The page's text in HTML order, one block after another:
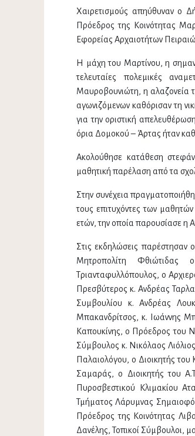
Χαιρετισμούς απηύθυναν ο
Πρόεδρος της Κοινότητας
Εφορείας Αρχαιοτήτων
Η μάχη του Μαρτίνου, η
τελευταίες πολεμικές
Μαυροβουνιώτη, η αλαζονεία
αγωνιζόμενων καθόρισαν τη
για την οριστική
όρια Δομοκού – Άρτας ήταν
Ακολούθησε κατάθεση
μαθητική παρέλαση από τα
Στην συνέχεια
τους επιτυχόντες των
ετών, την οποία παρουσίασε η
Στις εκδηλώσεις
Μητροπολίτη Φθιώτιδας
Τριανταφυλλόπουλος, ο
Πρεσβύτερος κ. Ανδρέας
Συμβουλίου κ. Ανδρέας
Μπακανδρίτσος, κ. Ιωάννης
Καπουκίνης, ο Πρόεδρος του
Σύμβουλος κ. Νικόλαος
Παλαιολόγου, ο Διοικητής
Σαμαράς, ο Διοικητής του
Πυροσβεστικού Κλιμακίου
Τμήματος Λάρυμνας
Πρόεδρος της Κοινότητας
Δανέλης, Τοπικοί Σύμβουλοι,